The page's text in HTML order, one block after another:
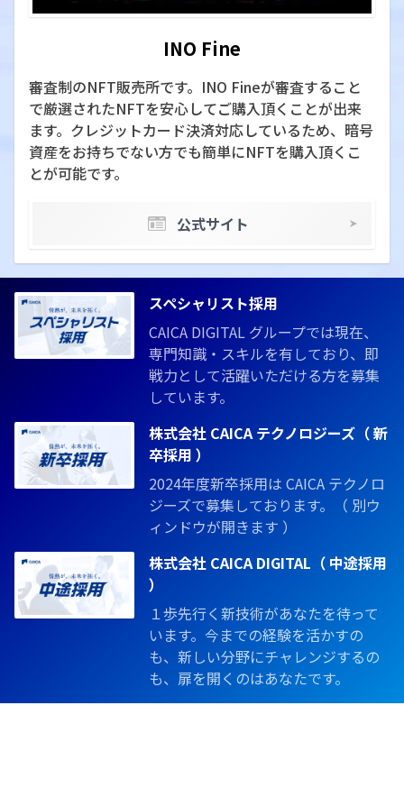
INO Fine
審査制のNFT販売所です。INO Fineが審査すること
で厳選されたNFTを安心してご購入頂くことが出来
ます。クレジットカード決済対応しているため、暗号
資産をお持ちでない方でも簡単にNFTを購入頂くこ
とが可能です。
公式サイト
スペシャリスト採用
CAICA DIGITAL グループでは現在、
専門知識・スキルを有しており、即
戦力として活躍いただける方を募集
しています。
株式会社 CAICA テクノロジーズ（ 新
卒採用 ）
2024年度新卒採用は CAICA テクノロ
ジーズで募集しております。（ 別ウ
ィンドウが開きます ）
株式会社 CAICA DIGITAL（ 中途採用
）
１歩先行く新技術があなたを待って
います。今までの経験を活かすの
も、新しい分野にチャレンジするの
も、扉を開くのはあなたです。